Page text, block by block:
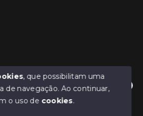
Caixeta - Corretor de
disponíveis para te ajudar.
, que possibilitam uma
de navegação.Ao continuar,
o uso de cookies.